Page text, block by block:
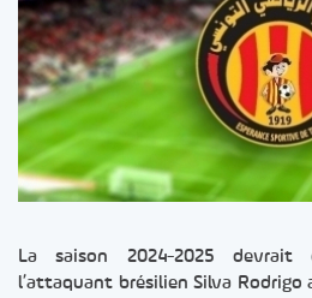
La saison 2024-2025
l’attaquant brésilien Silva Rodrigo